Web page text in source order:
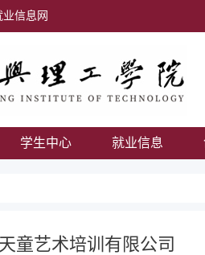
信息网
学生中心 就业信息
童艺术培训有限公司